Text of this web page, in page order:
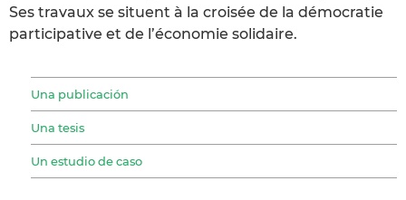
Ses travaux se situent à la croisée de la démocratie
participative et de l’économie solidaire.
Una publicación
Una tesis
Un estudio de caso